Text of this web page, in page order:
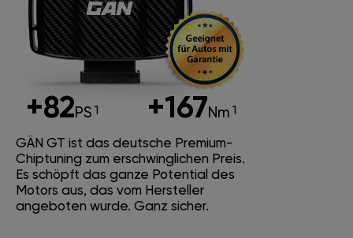
+82PS +167Nm
GÄN GT ist das deutsche Premium-
Chiptuning zum erschwinglichen Preis.
Es schöpft das ganze Potential des
Motors aus, das vom Hersteller
angeboten wurde. Ganz sicher.